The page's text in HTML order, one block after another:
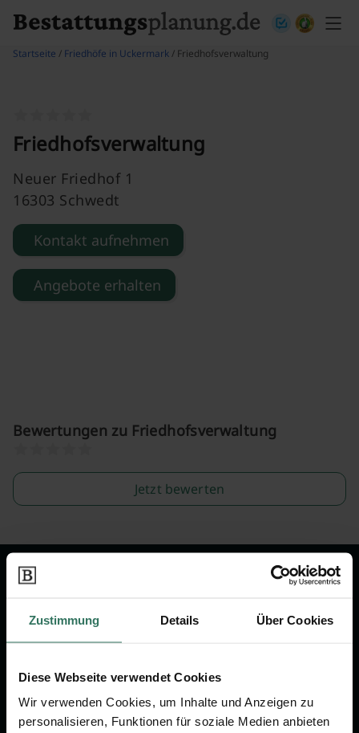
Zustimmung Details Über Cookies
Diese Webseite verwendet Cookies
Wir verwenden Cookies, um Inhalte und Anzeigen zu
personalisieren, Funktionen für soziale Medien anbieten
Startseite / Friedhöfe in Uckermark/ Friedhofsverwaltung
Friedhofsverwaltung
Neuer Friedhof 1
16303 Schwedt
Kontakt aufnehmen
Angebote erhalten
Bewertungen zu Friedhofsverwaltung
Jetzt bewerten
Wir sind Ihr Ansprechpartner rund
um das Thema Bestattung &
Vorsorge.
Jetzt beraten lassen